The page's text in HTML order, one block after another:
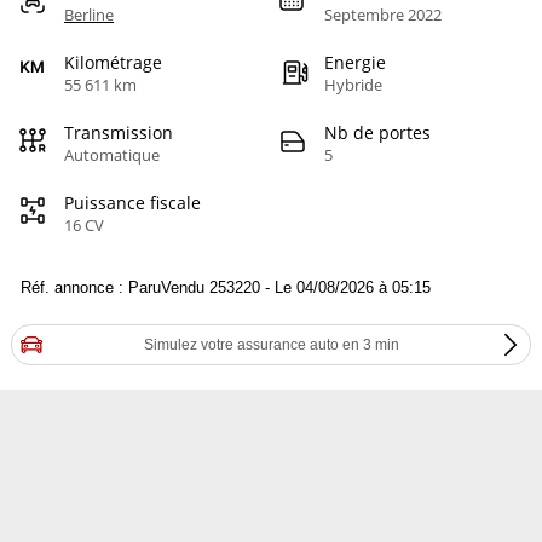
Berline Septembre 2022
Kilométrage
55 611 km
Energie
Hybride
Transmission
Automatique
Nb de portes
5
Puissance fiscale
16 CV
Réf. annonce : ParuVendu 253220 - Le 04/08/2026 à 05:15
Simulez votre assurance auto en 3 min